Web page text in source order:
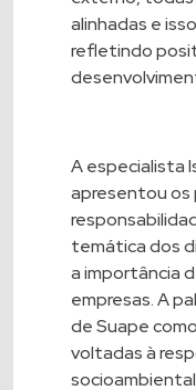
alinhadas e
refletindo
A especialista
apresentou os
temática dos
a importância
empresas. A
de Suape
voltadas à